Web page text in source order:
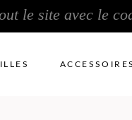
le site avec le
ACCESSOIRES